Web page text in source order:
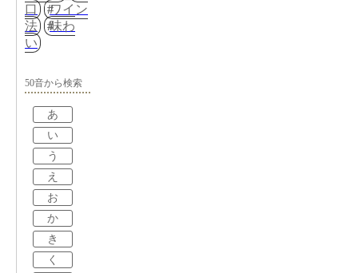
口
ワイン
法
味わ
い
50音から検索
あ
い
う
え
お
か
き
く